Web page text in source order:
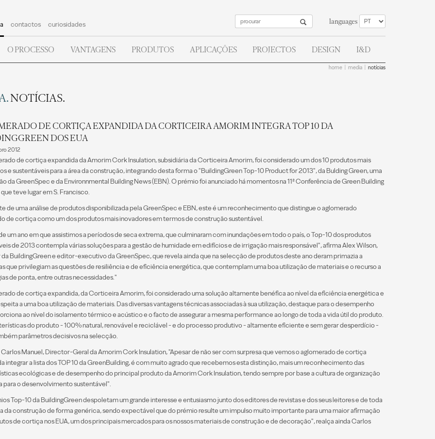
contactos curiosidades languages
O PROCESSO VANTAGENS PRODUTOS APLICAÇÕES PROJECTOS DESIGN I&D
home media notícias
NOTÍCIAS.
DE CORTIÇA EXPANDIDA DA CORTICEIRA AMORIM INTEGRA TOP 10 DA
DOS EUA
2012
de cortiça expandida da Amorim Cork Insulation, subsidiária da Corticeira Amorim, foi considerado um dos 10 produtos mais
e sustentáveis para a área da construção, integrando desta forma o "BuildingGreen Top-10 Product for 2013", da Bulding Green, uma
da GreenSpec e da Environnmental Building News (EBN). O prémio foi anunciado há momentos na 11ª Conferência de Green Building
que teve lugar em S. Francisco.
de uma análise de produtos disponibilizada pela GreenSpec e EBN, este é um reconhecimento que distingue o aglomerado
de cortiça como um dos produtos mais inovadores em termos de construção sustentável.
um ano em que assistimos a períodos de seca extrema, que culminaram com inundações em todo o país, o Top-10 dos produtos
de 2013 contempla várias soluções para a gestão de humidade em edifícios e de irrigação mais responsável", afirma Alex Wilson,
BuildingGreen e editor-executivo da GreenSpec, que revela ainda que na selecção de produtos deste ano deram primazia a
que privilegiam as questões de resiliência e de eficiência energética, que contemplam uma boa utilização de materiais e o recurso a
de ponta, entre outras necessidades."
de cortiça expandida, da Corticeira Amorim, foi considerado uma solução altamente benéfica ao nível da eficiência energética e
a uma boa utilização de materiais. Das diversas vantagens técnicas associadas à sua utilização, destaque para o desempenho
ao nível do isolamento térmico e acústico e o facto de assegurar a mesma performance ao longo de toda a vida útil do produto.
do produto - 100% natural, renovável e reciclável - e do processo produtivo - altamente eficiente e sem gerar desperdício -
parâmetros decisivos na selecção.
Manuel, Director-Geral da Amorim Cork Insulation, "Apesar de não ser com surpresa que vemos o aglomerado de cortiça
integrar a lista dos TOP 10 da GreenBuilding, é com muito agrado que recebemos esta distinção, mais um reconhecimento das
ecológicas e de desempenho do principal produto da Amorim Cork Insulation, tendo sempre por base a cultura de organização
para o desenvolvimento sustentável".
Top-10 da BuildingGreen despoletam um grande interesse e entusiasmo junto dos editores de revistas e dos seus leitores e de toda
da construção de forma genérica, sendo expectável que do prémio resulte um impulso muito importante para uma maior afirmação
de cortiça nos EUA, um dos principais mercados para os nossos materiais de construção e de decoração", realça ainda Carlos